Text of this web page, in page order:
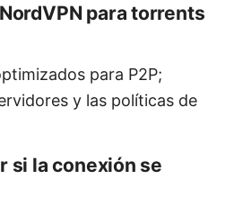
para torrents
para P2P;
y las políticas de
si la conexión se